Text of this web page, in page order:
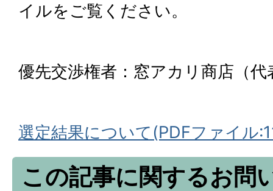
イルをご覧ください。
優先交渉権者：窓アカリ商店（代
選定結果について(PDFファイル
この記事に関するお問